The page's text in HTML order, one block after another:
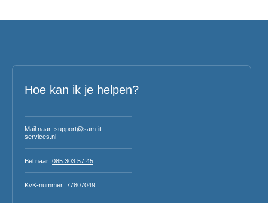
Hoe kan ik je helpen?
Mail naar: support@sam-it-
services.nl
Bel naar: 085 303 57 45
KvK-nummer: 77807049